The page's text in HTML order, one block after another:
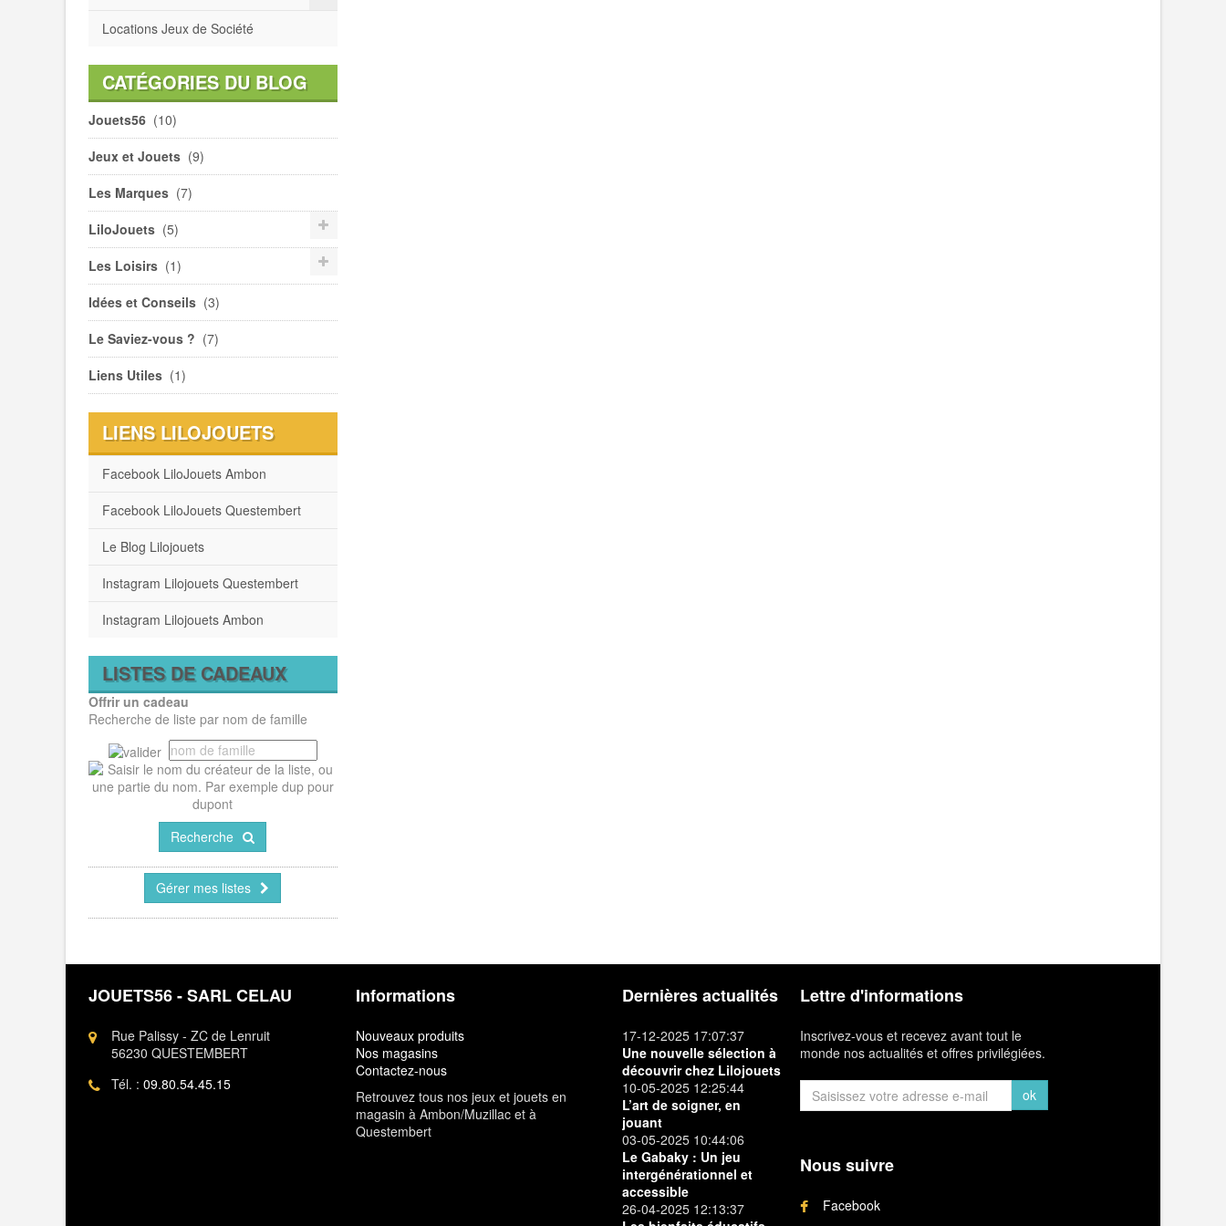
Locations Jeux de Société
CATÉGORIES DU BLOG
Jouets56 (10)
Jeux et Jouets (9)
Les Marques (7)
LiloJouets (5)
Les Loisirs (1)
Idées et Conseils (3)
Le Saviez-vous ? (7)
Liens Utiles (1)
LIENS LILOJOUETS
Facebook LiloJouets Ambon
Facebook LiloJouets Questembert
Le Blog Lilojouets
Instagram Lilojouets Questembert
Instagram Lilojouets Ambon
LISTES DE CADEAUX
Offrir un cadeau
Recherche de liste par nom de famille
Recherche
Gérer mes listes
JOUETS56 - SARL CELAU
Rue Palissy - ZC de Lenruit
56230 QUESTEMBERT
Tél. : 09.80.54.45.15
Informations
Nouveaux produits
Nos magasins
Contactez-nous
Retrouvez tous nos jeux et jouets en
magasin à Ambon/Muzillac et à
Questembert
Dernières actualités
17-12-2025 17:07:37
Une nouvelle sélection à
découvrir chez Lilojouets
10-05-2025 12:25:44
L’art de soigner, en
jouant
03-05-2025 10:44:06
Le Gabaky : Un jeu
intergénérationnel et
accessible
26-04-2025 12:13:37
Lettre d'informations
Inscrivez-vous et recevez avant tout le
monde nos actualités et offres privilégiées.
ok
Nous suivre
Facebook